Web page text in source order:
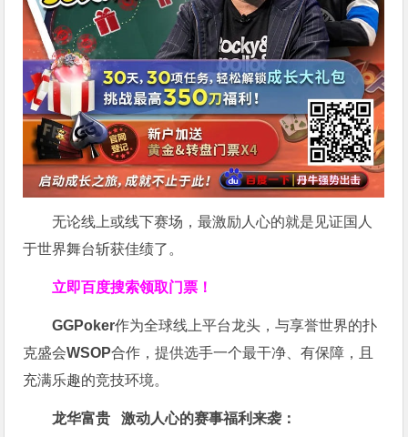
无论线上或线下赛场，最激励人心的就是见证国人
于世界舞台斩获佳绩了。
立即百度搜索领取门票！
GGPoker作为全球线上平台龙头，与享誉世界的扑
克盛会WSOP合作，提供选手一个最干净、有保障，且
充满乐趣的竞技环境。
龙华富贵 激动人心的赛事福利来袭：